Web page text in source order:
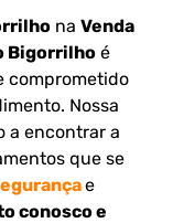
na Venda
Bigorrilho é
comprometido
Nossa
a encontrar a
que se
e
conosco e